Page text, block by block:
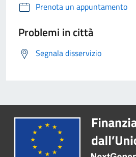
Prenota un appuntamento
Problemi in città
Segnala disservizio